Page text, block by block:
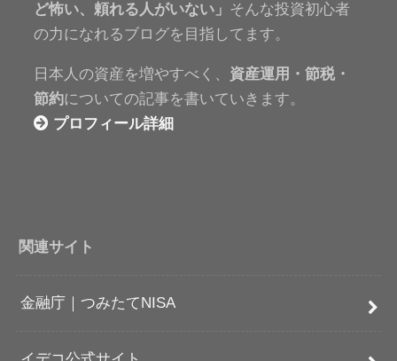
ど怖い、頼れる人がいない」 そんな投資初心者
の力になれるブログを目指してます。
日本人の資産を増やすべく、 資産運用・節税・
節約についての記事を書いていきます。
プロフィール詳細
関連サイト
金融庁｜つみたてNISA